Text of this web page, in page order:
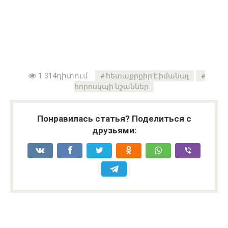
1 314դիտում
հետաքրքիր է իմանալ
հորոսկպի նշաններ
Понравилась статья? Поделиться с
друзьями: